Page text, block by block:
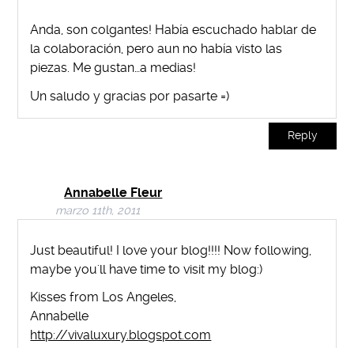
Anda, son colgantes! Había escuchado hablar de
la colaboración, pero aun no había visto las
piezas. Me gustan…a medias!
Un saludo y gracias por pasarte =)
Reply
Annabelle Fleur
marzo 11th, 2011
Just beautiful! I love your blog!!!! Now following,
maybe you'll have time to visit my blog:)
Kisses from Los Angeles,
Annabelle
http://vivaluxury.blogspot.com